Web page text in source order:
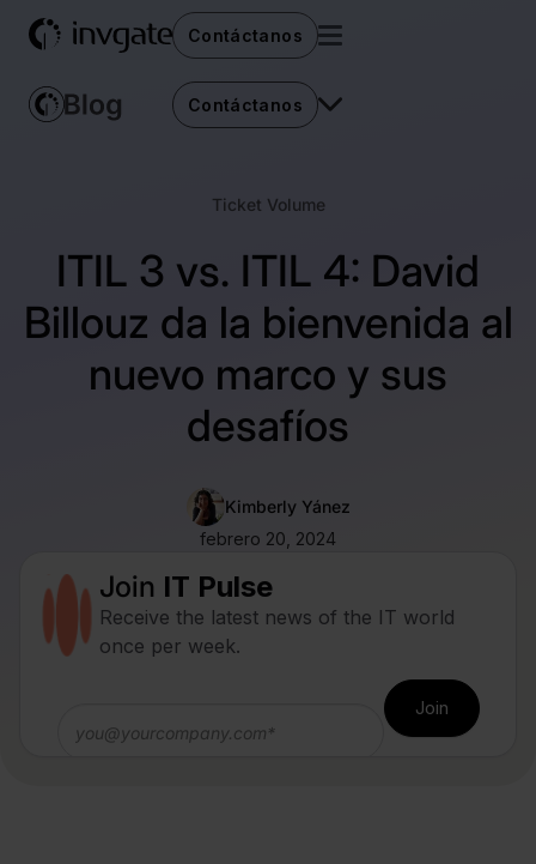
Contáctanos
Contáctanos
Ticket Volume
ITIL 3 vs. ITIL 4: David
Billouz da la bienvenida al
nuevo marco y sus
desafíos
Kimberly Yánez
febrero 20, 2024
Join IT Pulse
Receive the latest news of the IT world
once per week.